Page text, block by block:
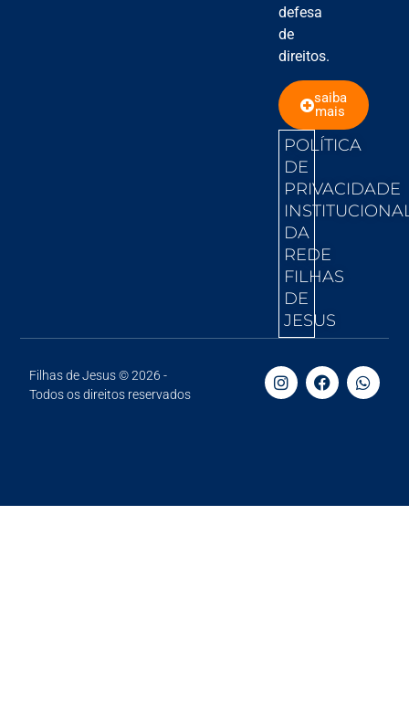
defesa
de
direitos.
saiba
mais
POLÍTICA
DE
PRIVACIDADE
DA
REDE
FILHAS
DE
JESUS
Filhas de Jesus © 2026 -
Todos os direitos reservados